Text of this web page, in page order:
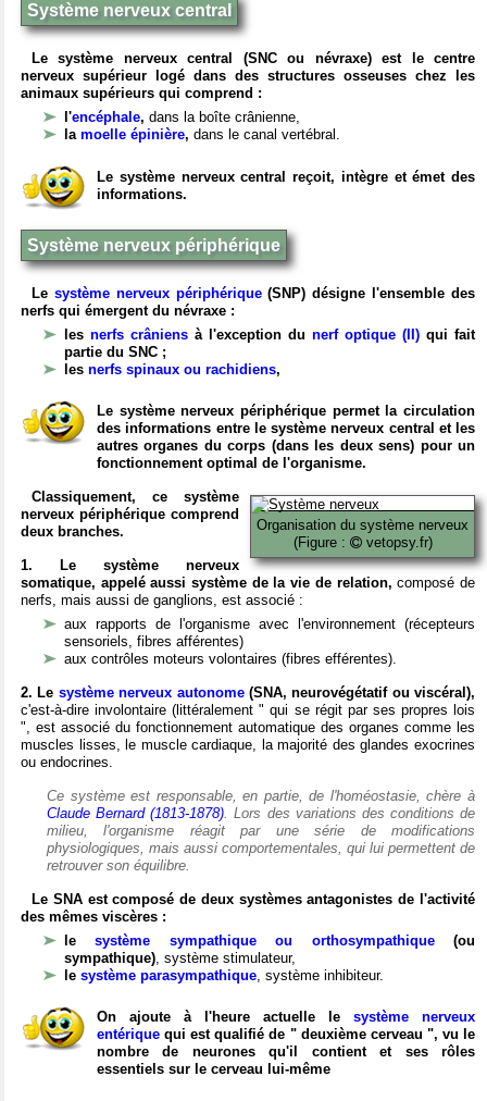
Système nerveux central
Le système nerveux central (SNC ou névraxe) est le centre
nerveux supérieur logé dans des structures osseuses chez les
animaux supérieurs qui comprend :
l'encéphale, dans la boîte crânienne,
la moelle épinière, dans le canal vertébral.
Le système nerveux central reçoit, intègre et émet des
informations.
Système nerveux périphérique
Le système nerveux périphérique(SNP) désigne l'ensemble des
nerfs qui émergent du névraxe :
les nerfs crâniens à l'exception du nerf optique (II) qui fait
partie du SNC ;
les nerfs spinaux ou rachidiens,
Le système nerveux périphérique permet la circulation
des informations entre le système nerveux central et les
autres organes du corps (dans les deux sens) pour un
fonctionnement optimal de l'organisme.
Organisation du système nerveux
(Figure :
vetopsy.fr)
Classiquement, ce système
nerveux périphérique comprend
deux branches.
1. Le système nerveux
somatique, appelé aussi système de la vie de relation, composé de
nerfs, mais aussi de ganglions, est associé :
aux rapports de l'organisme avec l'environnement (récepteurs
sensoriels, fibres afférentes)
aux contrôles moteurs volontaires (fibres efférentes).
2. Le système nerveux autonome(SNA, neurovégétatif ou viscéral),
c'est-à-dire involontaire (littéralement " qui se régit par ses propres lois
", est associé du fonctionnement automatique des organes comme les
muscles lisses, le muscle cardiaque, la majorité des glandes exocrines
ou endocrines.
Ce système est responsable, en partie, de l'homéostasie, chère à
Claude Bernard (1813-1878). Lors des variations des conditions de
milieu, l'organisme réagit par une série de modifications
physiologiques, mais aussi comportementales, qui lui permettent de
retrouver son équilibre.
Le SNA est composé de deux systèmes antagonistes de l'activité
des mêmes viscères :
lesystème sympathique ou orthosympathique(ou
sympathique), système stimulateur,
le système parasympathique, système inhibiteur.
On ajoute à l'heure actuelle le système nerveux
entérique qui est qualifié de " deuxième cerveau ", vu le
nombre de neurones qu'il contient et ses rôles
essentiels sur le cerveau lui-même